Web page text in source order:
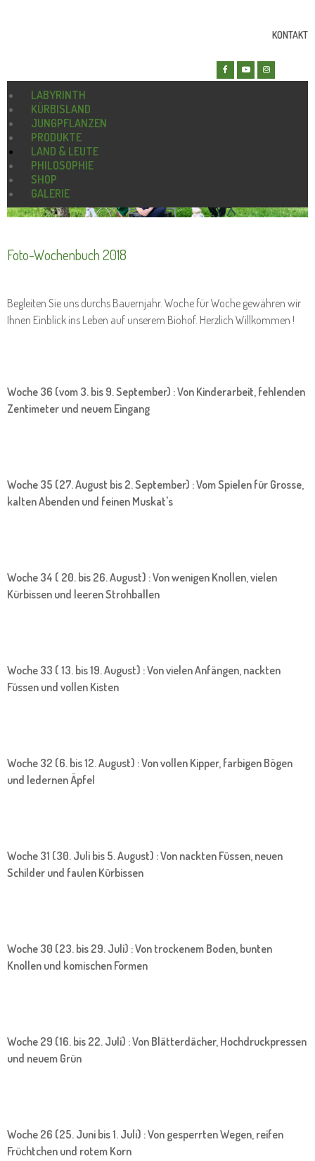
KONTAKT
LABYRINTH
KÜRBISLAND
JUNGPFLANZEN
PRODUKTE
LAND & LEUTE
PHILOSOPHIE
SHOP
GALERIE
Foto-Wochenbuch 2018
Begleiten Sie uns durchs Bauernjahr. Woche für Woche gewähren wir
Ihnen Einblick ins Leben auf unserem Biohof. Herzlich Willkommen !
Woche 36 (vom 3. bis 9. September) : Von Kinderarbeit, fehlenden
Zentimeter und neuem Eingang
Woche 35 (27. August bis 2. September) : Vom Spielen für Grosse,
kalten Abenden und feinen Muskat's
Woche 34 ( 20. bis 26. August) : Von wenigen Knollen, vielen
Kürbissen und leeren Strohballen
Woche 33 ( 13. bis 19. August) : Von vielen Anfängen, nackten
Füssen und vollen Kisten
Woche 32 (6. bis 12. August) : Von vollen Kipper, farbigen Bögen
und ledernen Äpfel
Woche 31 (30. Juli bis 5. August) : Von nackten Füssen, neuen
Schilder und faulen Kürbissen
Woche 30 (23. bis 29. Juli) : Von trockenem Boden, bunten
Knollen und komischen Formen
Woche 29 (16. bis 22. Juli) : Von Blätterdächer, Hochdruckpressen
und neuem Grün
Woche 26 (25. Juni bis 1. Juli) : Von gesperrten Wegen, reifen
Früchtchen und rotem Korn